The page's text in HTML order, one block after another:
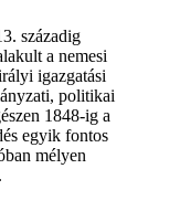
századig
a nemesi
igazgatási
politikai
1848-ig a
egyik fontos
mélyen